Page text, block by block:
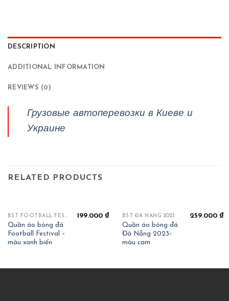
DESCRIPTION
ADDITIONAL INFORMATION
REVIEWS (0)
Грузовые автоперевозки в Киеве и
Украине
RELATED PRODUCTS
BST FOOTBALL FESTIVAL
Quần áo bóng đá
Football Festival –
màu xanh biển
199.000₫ BST ĐÀ NẴNG 2023
Quần áo bóng đá
Đà Nẵng 2023-
màu cam
259.000₫